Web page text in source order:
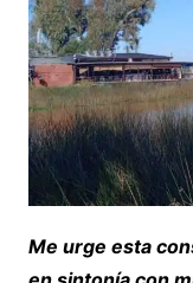
Me urge esta